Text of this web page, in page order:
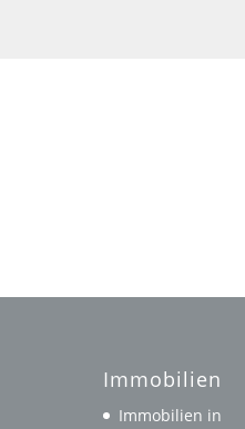
Immobilien
Immobilien in